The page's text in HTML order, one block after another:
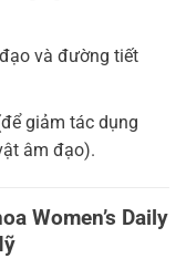
và đường tiết
giảm tác dụng
âm đạo).
Women’s Daily